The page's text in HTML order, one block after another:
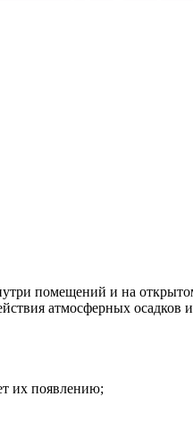
помещений и на
атмосферных осадков
их появлению;